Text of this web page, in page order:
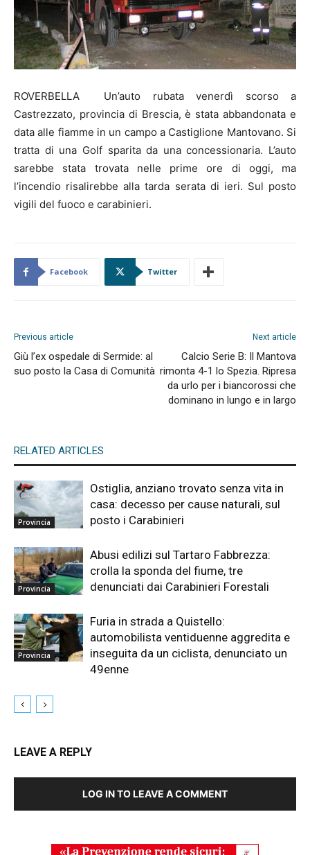
ROVERBELLA Un’auto rubata venerdì scorso a
Castrezzato, provincia di Brescia, è stata abbandonata e
data alle fiamme in un campo a Castiglione Mantovano. Si
tratta di una Golf sparita da una concessionaria. L’auto
sarebbe stata trovata nelle prime ore di oggi, ma
l’incendio risalirebbe alla tarda serata di ieri. Sul posto
vigili del fuoco e carabinieri.
Facebook Twitter
Previous article
Giù l’ex ospedale di Sermide: al
suo posto la Casa di Comunità
Next article
Calcio Serie B: Il Mantova
rimonta 4-1 lo Spezia. Ripresa
da urlo per i biancorossi che
dominano in lungo e in largo
RELATED ARTICLES
Provincia
Ostiglia, anziano trovato senza vita in
casa: decesso per cause naturali, sul
posto i Carabinieri
Provincia
Abusi edilizi sul Tartaro Fabbrezza:
crolla la sponda del fiume, tre
denunciati dai Carabinieri Forestali
Provincia
Furia in strada a Quistello:
automobilista ventiduenne aggredita e
inseguita da un ciclista, denunciato un
49enne
LEAVE A REPLY
LOG IN TO LEAVE A COMMENT